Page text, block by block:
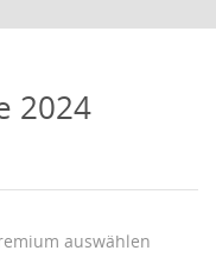
2024
auswählen